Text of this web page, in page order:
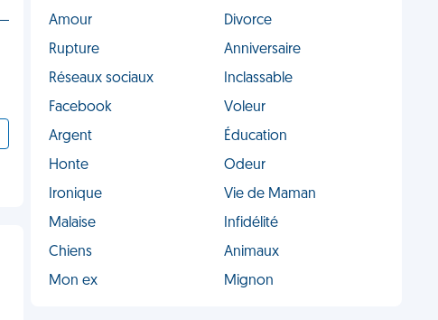
Amour
Divorce
Rupture
Anniversaire
Réseaux sociaux
Inclassable
Facebook
Voleur
Argent
Éducation
Honte
Odeur
Ironique
Vie de Maman
Malaise
Infidélité
Chiens
Animaux
Mon ex
Mignon